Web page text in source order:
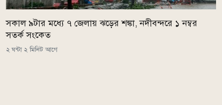
সকাল ৯টার মধ্যে ৭ জেলায় ঝড়ের শঙ্কা, নদীবন্দরে ১ নম্বর
সতর্ক সংকেত
২ ঘন্টা ২ মিনিট আগে